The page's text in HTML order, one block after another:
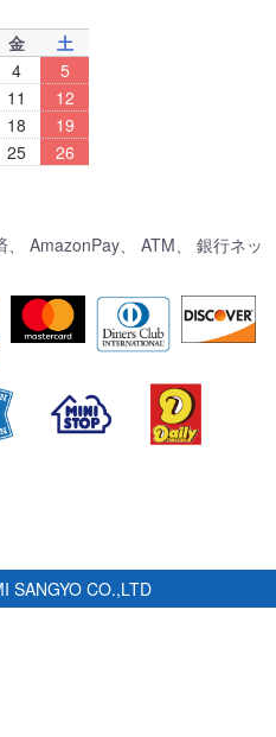
金
土
4
5
11
12
18
19
25
26
AmazonPay、 ATM、 銀行ネッ
SANGYO CO.,LTD